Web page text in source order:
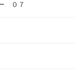
０７